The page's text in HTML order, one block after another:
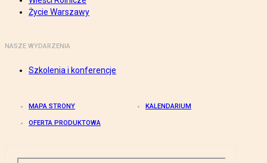
Życie Warszawy
NASZE WYDARZENIA
Szkolenia i konferencje
MAPA STRONY KALENDARIUM
OFERTA PRODUKTOWA